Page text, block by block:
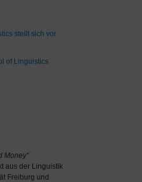
stellt sich vor
of Linguistics
Money“
aus der Linguistik
Freiburg und